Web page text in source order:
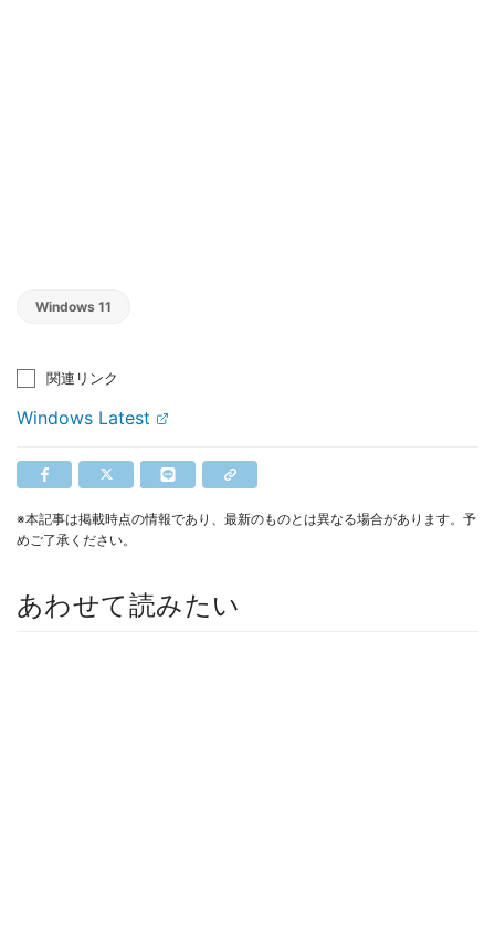
Windows 11
関連リンク
Windows Latest
※本記事は掲載時点の情報であり、最新のものとは異なる場合があります。予
めご了承ください。
あわせて読みたい